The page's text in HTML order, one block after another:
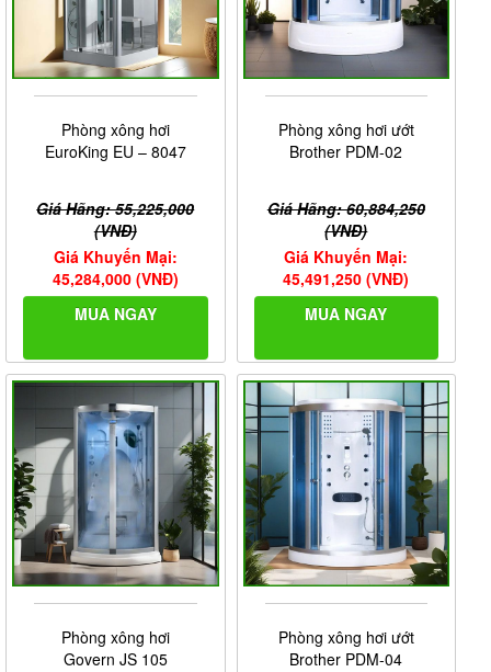
Phòng xông hơi
EuroKing EU – 8047
Giá Hãng: 55,225,000
(VNĐ)
Giá Khuyến Mại:
45,284,000 (VNĐ)
MUA NGAY
Phòng xông hơi ướt
Brother PDM-02
Giá Hãng: 60,884,250
(VNĐ)
Giá Khuyến Mại:
45,491,250 (VNĐ)
MUA NGAY
Phòng xông hơi
Govern JS 105
Phòng xông hơi ướt
Brother PDM-04